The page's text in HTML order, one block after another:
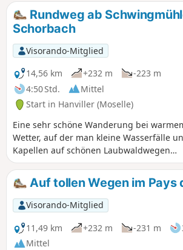
Rundweg ab
Schorbach
Visorando-Mitglied
14,56 km
+232 m
-223 m
4:50 Std.
Mittel
Start in Hanviller (Moselle)
Eine sehr schöne Wanderung bei
Wetter, auf der man kleine Wasserfälle
Kapellen auf schönen Laubwaldwegen
entdecken kann.
Auf tollen Wegen im Pays
Visorando-Mitglied
11,49 km
+232 m -231 m
Mittel